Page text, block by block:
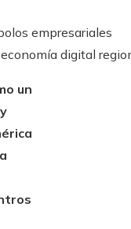
empresariales
digital
un